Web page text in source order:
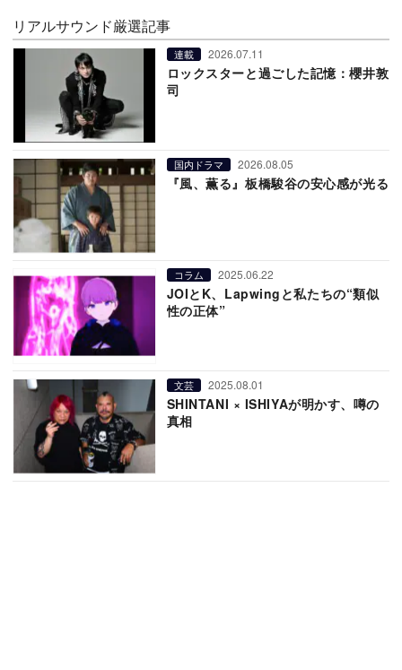
リアルサウンド厳選記事
連載 2026.07.11
ロックスターと過ごした記憶：櫻井敦
司
国内ドラマ 2026.08.05
『風、薫る』板橋駿谷の安心感が光る
コラム 2025.06.22
JOIとK、Lapwingと私たちの“類似
性の正体”
文芸 2025.08.01
SHINTANI × ISHIYAが明かす、噂の
真相